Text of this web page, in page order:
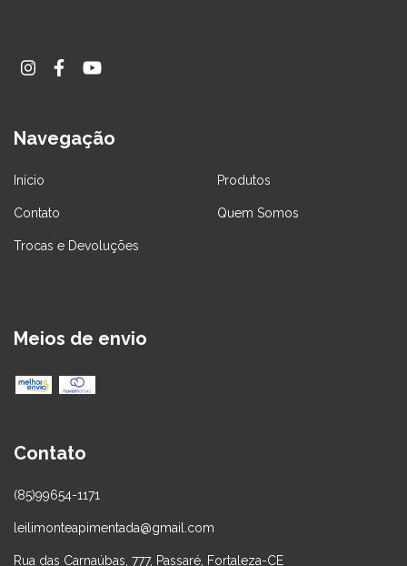
Navegação
Início Produtos
Contato Quem Somos
Trocas e Devoluções
Meios de envio
Contato
(85)99654-1171
leilimonteapimentada@gmail.com
Rua das Carnaúbas, 777, Passaré, Fortaleza-CE